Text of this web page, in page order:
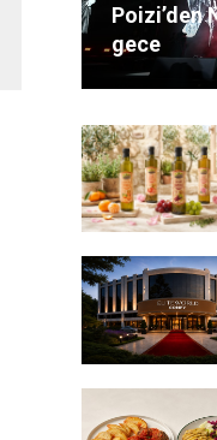
Poizi’den
gece